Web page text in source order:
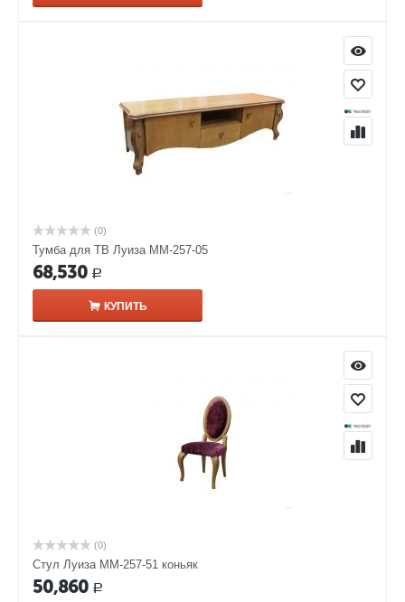
(0)
Тумба для ТВ Луиза ММ-257-05
68,530 Р
КУПИТЬ
(0)
Стул Луиза ММ-257-51 коньяк
50,860 Р